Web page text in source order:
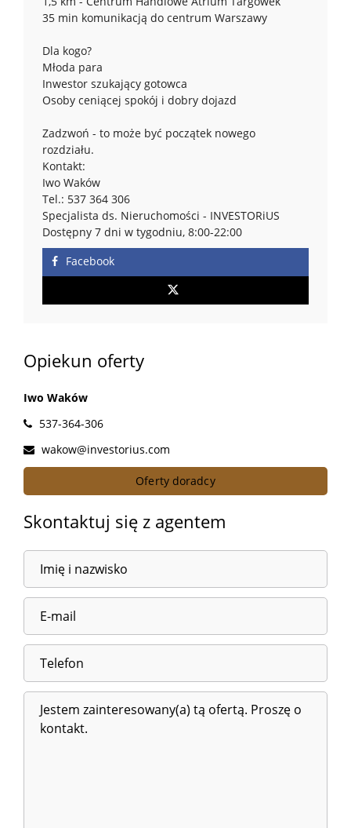
35 min komunikacją do centrum Warszawy
Dla kogo?
Młoda para
Inwestor szukający gotowca
Osoby ceniącej spokój i dobry dojazd
Zadzwoń - to może być początek nowego
rozdziału.
Kontakt:
Iwo Waków
Tel.: 537 364 306
Specjalista ds. Nieruchomości - INVESTORiUS
Dostępny 7 dni w tygodniu, 8:00-22:00
Facebook
Opiekun oferty
Iwo Waków
537-364-306
wakow@investorius.com
Oferty doradcy
Skontaktuj się z agentem